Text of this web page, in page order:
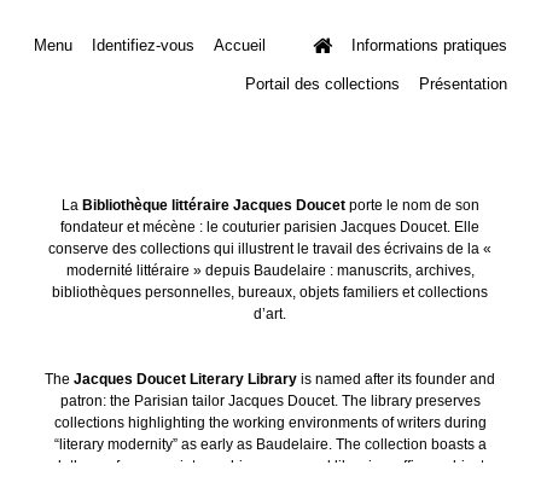
Menu Identifiez-vous Accueil Informations pratiques
Portail des collections Présentation
La Bibliothèque littéraire Jacques Doucetporte le nom de son
fondateur et mécène : le couturier parisien Jacques Doucet. Elle
conserve des collections qui illustrent le travail des écrivains de la «
modernité littéraire » depuis Baudelaire : manuscrits, archives,
bibliothèques personnelles, bureaux, objets familiers et collections
d’art.
TheJacques Doucet Literary Library is named after its founder and
patron: the Parisian tailor Jacques Doucet. The library preserves
collections highlighting the working environments of writers during
“literary modernity” as early as Baudelaire. The collection boasts a
plethora of manuscripts, archives, personal libraries, offices, objects